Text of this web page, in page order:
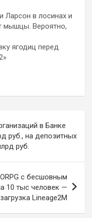
Ларсон в лосинах и
мышцы. Вероятно,
ягодиц перед
в Банке
руб., на депозитных
руб.
с бесшовным
10 тыс человек —
Lineage2M